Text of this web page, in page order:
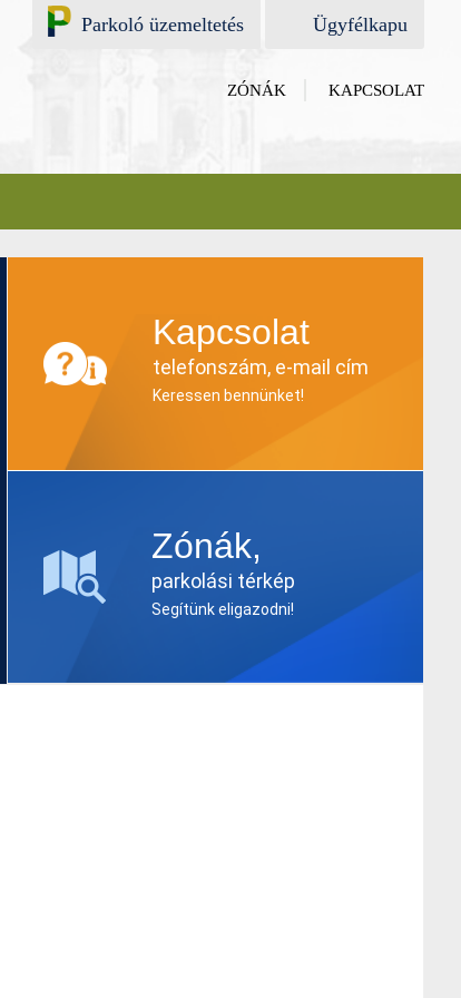
Jogszabályok
Zónák
Parkoló üzemeltetés Ügyfélkapu
ZÓNÁK KAPCSOLAT
Kapcsolat
telefonszám, e-mail cím
Keressen bennünket!
Zónák,
parkolási térkép
Segítünk eligazodni!